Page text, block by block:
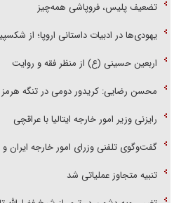
تضعیف پلیس، فروپاشی همه‌چیز
یهودی‌ها در ادبیات داستانی اروپا؛ از
اربعین حسینی (ع) از منظر فقه و روایت
محسن رضایی: کریدور دومی در تنگه
رایزنی وزیر امور خارجه ایتالیا با عراقچی
گفت‌وگوی تلفنی وزرای امور خارجه ایران
تنبیه متجاوز عملیاتی شد